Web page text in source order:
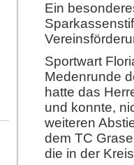
Ein
Sportwart
Medenrunde
hatte das
und konnte,
weiteren
dem TC
die in der